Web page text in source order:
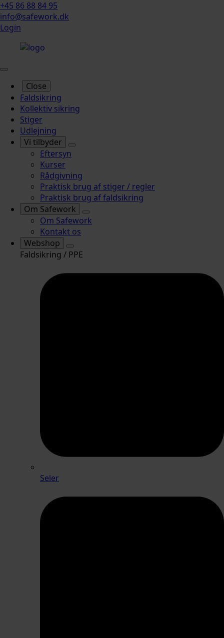
+45 86 88 84 95
info@safework.dk
Login
Close
Faldsikring
Kollektiv sikring
Stiger
Udlejning
Vi tilbyder
Eftersyn
Kurser
Rådgivning
Praktisk brug af stiger / regler
Praktisk brug af faldsikring
Om Safework
Om Safework
Kontakt os
Webshop
Faldsikring / PPE
Seler